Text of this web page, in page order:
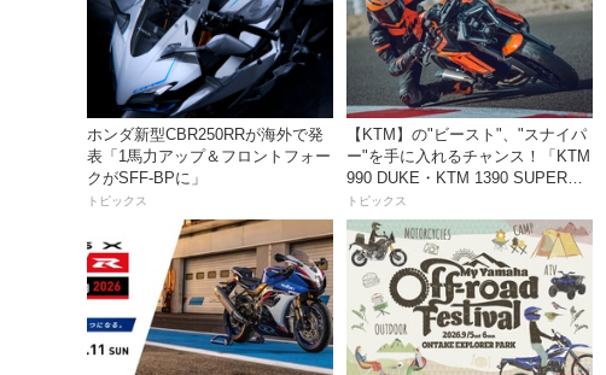
ホンダ新型CBR250RRが海外で発
表「1馬力アップ＆フロントフォー
クがSFF-BPに」
トピックス
【KTM】の"ビースト"、"スナイパ
ー"を手に入れるチャンス！「KTM
990 DUKE・KTM 1390 SUPER
DUKE R EVO 購入サポートキャン
ペーン」
トピックス